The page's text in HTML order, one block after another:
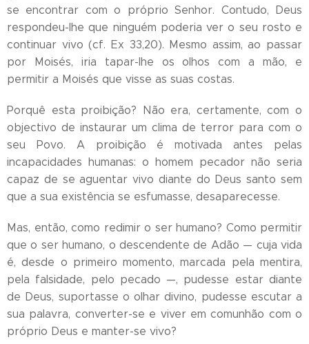
se encontrar com o próprio Senhor. Contudo, Deus
respondeu-lhe que ninguém poderia ver o seu rosto e
continuar vivo (cf. Ex 33,20). Mesmo assim, ao passar
por Moisés, iria tapar-lhe os olhos com a mão, e
permitir a Moisés que visse as suas costas.
Porquê esta proibição? Não era, certamente, com o
objectivo de instaurar um clima de terror para com o
seu Povo. A proibição é motivada antes pelas
incapacidades humanas: o homem pecador não seria
capaz de se aguentar vivo diante do Deus santo sem
que a sua existência se esfumasse, desaparecesse.
Mas, então, como redimir o ser humano? Como permitir
que o ser humano, o descendente de Adão — cuja vida
é, desde o primeiro momento, marcada pela mentira,
pela falsidade, pelo pecado —, pudesse estar diante
de Deus, suportasse o olhar divino, pudesse escutar a
sua palavra, converter-se e viver em comunhão com o
próprio Deus e manter-se vivo?